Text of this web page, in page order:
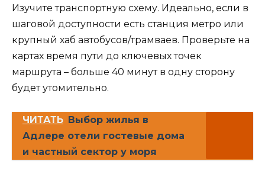
Изучите транспортную схему. Идеально, если в
шаговой доступности есть станция метро или
крупный хаб автобусов/трамваев. Проверьте на
картах время пути до ключевых точек
маршрута – больше 40 минут в одну сторону
будет утомительно.
ЧИТАТЬ Выбор жилья в
Адлере отели гостевые дома
и частный сектор у моря